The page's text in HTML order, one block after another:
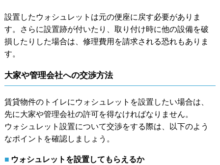
設置したウォシュレットは元の便座に戻す必要がありま
す。さらに設置跡が付いたり、取り付け時に他の設備を破
損したりした場合は、修理費用を請求される恐れもありま
す。
大家や管理会社への交渉方法
賃貸物件のトイレにウォシュレットを設置したい場合は、
先に大家や管理会社の許可を得なければなりません。
ウォシュレット設置について交渉をする際は、以下のよう
なポイントを確認しましょう。
ウォシュレットを設置してもらえるか